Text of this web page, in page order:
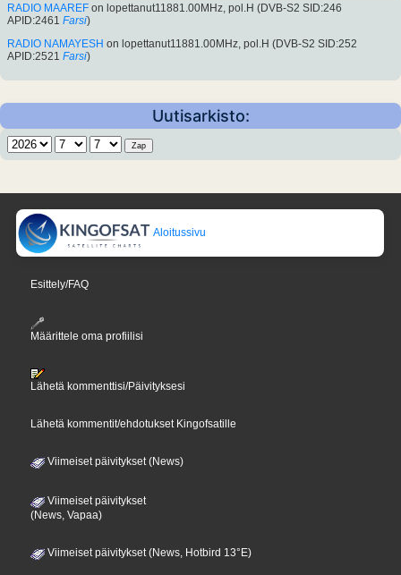
RADIO MAAREF on lopettanut11881.00MHz, pol.H (DVB-S2 SID:246
APID:2461 Farsi)
RADIO NAMAYESH on lopettanut11881.00MHz, pol.H (DVB-S2 SID:252
APID:2521 Farsi)
Uutisarkisto:
Aloitussivu
Esittely/FAQ
Määrittele oma profiilisi
Lähetä kommenttisi/Päivityksesi
Lähetä kommentit/ehdotukset Kingofsatille
Viimeiset päivitykset (News)
Viimeiset päivitykset
(News, Vapaa)
Viimeiset päivitykset (News, Hotbird 13°E)